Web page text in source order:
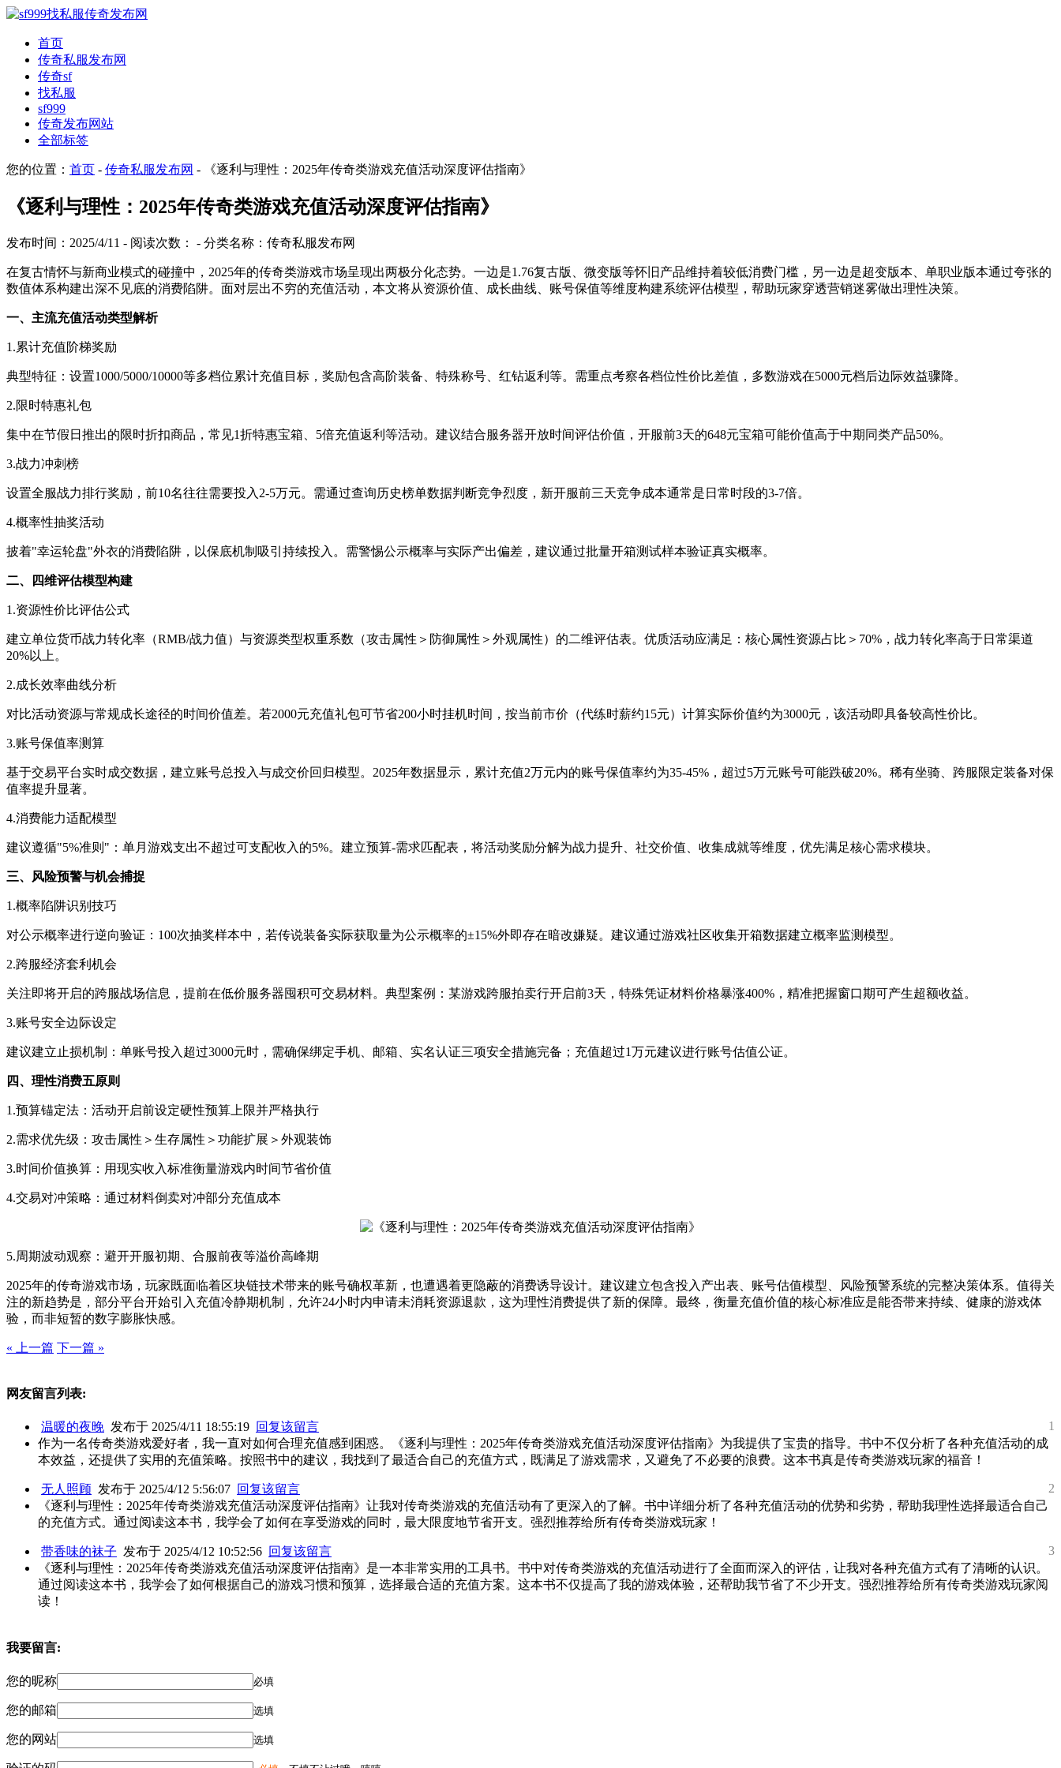
首页
传奇私服发布网
传奇sf
找私服
sf999
传奇发布网站
全部标签
您的位置： 首页 - 传奇私服发布网 - 《逐利与理性：2025年传奇类游戏充值活动深度评估指南》
《逐利与理性：2025年传奇类游戏充值活动深度评估指南》
发布时间：2025/4/11 - 阅读次数： - 分类名称：传奇私服发布网
在复古情怀与新商业模式的碰撞中，2025年的传奇类游戏市场呈现出两极分化态势。一边是1.76复古版、微变版等怀旧产品维持着较低消费门槛，另一边是超变版本、单职业版本通过夸张的
数值体系构建出深不见底的消费陷阱。面对层出不穷的充值活动，本文将从资源价值、成长曲线、账号保值等维度构建系统评估模型，帮助玩家穿透营销迷雾做出理性决策。
一、主流充值活动类型解析
1.累计充值阶梯奖励
典型特征：设置1000/5000/10000等多档位累计充值目标，奖励包含高阶装备、特殊称号、红钻返利等。需重点考察各档位性价比差值，多数游戏在5000元档后边际效益骤降。
2.限时特惠礼包
集中在节假日推出的限时折扣商品，常见1折特惠宝箱、5倍充值返利等活动。建议结合服务器开放时间评估价值，开服前3天的648元宝箱可能价值高于中期同类产品50%。
3.战力冲刺榜
设置全服战力排行奖励，前10名往往需要投入2-5万元。需通过查询历史榜单数据判断竞争烈度，新开服前三天竞争成本通常是日常时段的3-7倍。
4.概率性抽奖活动
披着"幸运轮盘"外衣的消费陷阱，以保底机制吸引持续投入。需警惕公示概率与实际产出偏差，建议通过批量开箱测试样本验证真实概率。
二、四维评估模型构建
1.资源性价比评估公式
建立单位货币战力转化率（RMB/战力值）与资源类型权重系数（攻击属性＞防御属性＞外观属性）的二维评估表。优质活动应满足：核心属性资源占比＞70%，战力转化率高于日常渠道
20%以上。
2.成长效率曲线分析
对比活动资源与常规成长途径的时间价值差。若2000元充值礼包可节省200小时挂机时间，按当前市价（代练时薪约15元）计算实际价值约为3000元，该活动即具备较高性价比。
3.账号保值率测算
基于交易平台实时成交数据，建立账号总投入与成交价回归模型。2025年数据显示，累计充值2万元内的账号保值率约为35-45%，超过5万元账号可能跌破20%。稀有坐骑、跨服限定装备对保
值率提升显著。
4.消费能力适配模型
建议遵循"5%准则"：单月游戏支出不超过可支配收入的5%。建立预算-需求匹配表，将活动奖励分解为战力提升、社交价值、收集成就等维度，优先满足核心需求模块。
三、风险预警与机会捕捉
1.概率陷阱识别技巧
对公示概率进行逆向验证：100次抽奖样本中，若传说装备实际获取量为公示概率的±15%外即存在暗改嫌疑。建议通过游戏社区收集开箱数据建立概率监测模型。
2.跨服经济套利机会
关注即将开启的跨服战场信息，提前在低价服务器囤积可交易材料。典型案例：某游戏跨服拍卖行开启前3天，特殊凭证材料价格暴涨400%，精准把握窗口期可产生超额收益。
3.账号安全边际设定
建议建立止损机制：单账号投入超过3000元时，需确保绑定手机、邮箱、实名认证三项安全措施完备；充值超过1万元建议进行账号估值公证。
四、理性消费五原则
1.预算锚定法：活动开启前设定硬性预算上限并严格执行
2.需求优先级：攻击属性＞生存属性＞功能扩展＞外观装饰
3.时间价值换算：用现实收入标准衡量游戏内时间节省价值
4.交易对冲策略：通过材料倒卖对冲部分充值成本
5.周期波动观察：避开开服初期、合服前夜等溢价高峰期
2025年的传奇游戏市场，玩家既面临着区块链技术带来的账号确权革新，也遭遇着更隐蔽的消费诱导设计。建议建立包含投入产出表、账号估值模型、风险预警系统的完整决策体系。值得关
注的新趋势是，部分平台开始引入充值冷静期机制，允许24小时内申请未消耗资源退款，这为理性消费提供了新的保障。最终，衡量充值价值的核心标准应是能否带来持续、健康的游戏体
验，而非短暂的数字膨胀快感。
« 上一篇 下一篇 »
网友留言列表:
1
温暖的夜晚 发布于 2025/4/11 18:55:19 回复该留言
作为一名传奇类游戏爱好者，我一直对如何合理充值感到困惑。《逐利与理性：2025年传奇类游戏充值活动深度评估指南》为我提供了宝贵的指导。书中不仅分析了各种充值活动的成
本效益，还提供了实用的充值策略。按照书中的建议，我找到了最适合自己的充值方式，既满足了游戏需求，又避免了不必要的浪费。这本书真是传奇类游戏玩家的福音！
2
无人照顾 发布于 2025/4/12 5:56:07 回复该留言
《逐利与理性：2025年传奇类游戏充值活动深度评估指南》让我对传奇类游戏的充值活动有了更深入的了解。书中详细分析了各种充值活动的优势和劣势，帮助我理性选择最适合自己
的充值方式。通过阅读这本书，我学会了如何在享受游戏的同时，最大限度地节省开支。强烈推荐给所有传奇类游戏玩家！
3
带香味的袜子 发布于 2025/4/12 10:52:56 回复该留言
《逐利与理性：2025年传奇类游戏充值活动深度评估指南》是一本非常实用的工具书。书中对传奇类游戏的充值活动进行了全面而深入的评估，让我对各种充值方式有了清晰的认识。
通过阅读这本书，我学会了如何根据自己的游戏习惯和预算，选择最合适的充值方案。这本书不仅提高了我的游戏体验，还帮助我节省了不少开支。强烈推荐给所有传奇类游戏玩家阅
读！
我要留言:
您的昵称 必填
您的邮箱 选填
您的网站 选填